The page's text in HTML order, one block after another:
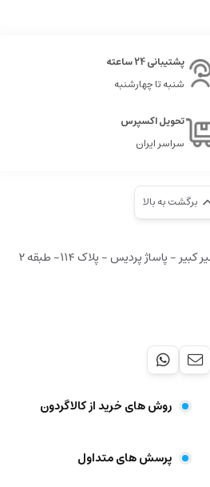
پشتیبانی 24 ساعته
شنبه تا چهارشنبه
تحویل اکسپرس
سراسر ایران
برگشت به بالا
سه راه امین حضور - خیابان امیر کبیر - پاساژ پردیس - پلاک ۱۱۴- طبقه ۲
روش های خرید از کالاگردون
پرسش های متداول